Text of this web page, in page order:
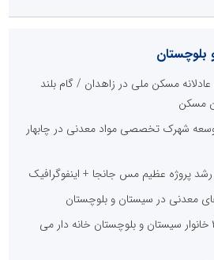
مسکن ملی در زاهدان / گام بلند
مسکن
توسعه شهرک تخصصی مواد معدنی در چابهار
رشد پروژه عظیم مس جانجا + اینفوگرافیک
معدنی در سیستان و بلوچستان
نهضت ملی مسکن: ۳۶۷۶ خانوار سیستان و بلوچستان خانه دار می